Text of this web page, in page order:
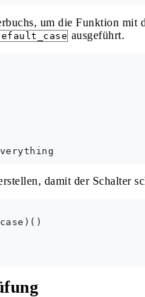
um die Funktion mit
ausgeführt.
damit der Schalter